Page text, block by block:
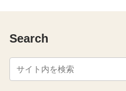
Search